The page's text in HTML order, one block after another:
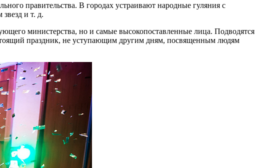
правительства. В городах устраивают народные гуляния с
и т. д.
министерства, но и самые высокопоставленные лица. Подводятся
праздник, не уступающим другим дням, посвященным людям